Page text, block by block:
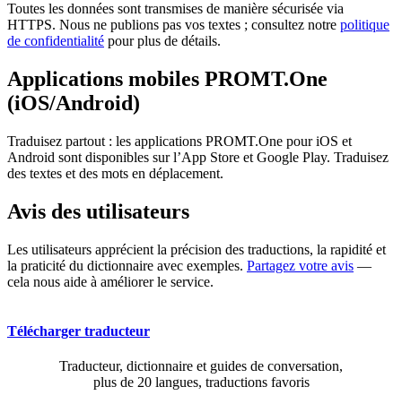
Toutes les données sont transmises de manière sécurisée via
HTTPS. Nous ne publions pas vos textes ; consultez notre politique
de confidentialité pour plus de détails.
Applications mobiles PROMT.One
(iOS/Android)
Traduisez partout : les applications PROMT.One pour iOS et
Android sont disponibles sur l’App Store et Google Play. Traduisez
des textes et des mots en déplacement.
Avis des utilisateurs
Les utilisateurs apprécient la précision des traductions, la rapidité et
la praticité du dictionnaire avec exemples. Partagez votre avis —
cela nous aide à améliorer le service.
Télécharger traducteur
Traducteur, dictionnaire et guides de conversation,
plus de 20 langues, traductions favoris